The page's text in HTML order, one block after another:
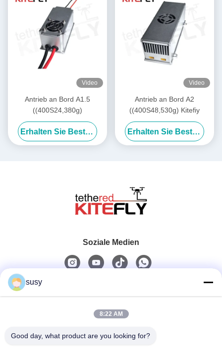
Video
Antrieb an Bord A1.5
((400S24,380g)
Erhalten Sie Besten Preis
Video
Antrieb an Bord A2
((400S48,530g) Kitefiy
Erhalten Sie Besten Preis
Soziale Medien
0086-19952400441
susy
8:22 AM
Good day, what product are you looking for?